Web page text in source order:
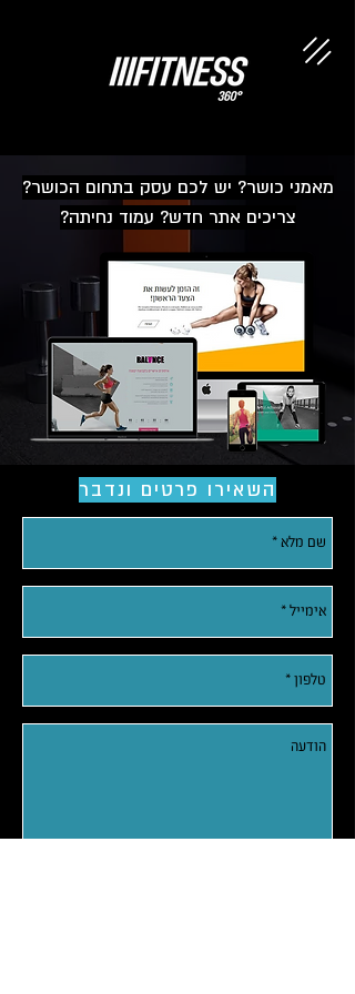
מאמני כושר? יש לכם עסק בתחום הכושר?
צריכים אתר חדש? עמוד נחיתה?
השאירו פרטים ונדבר